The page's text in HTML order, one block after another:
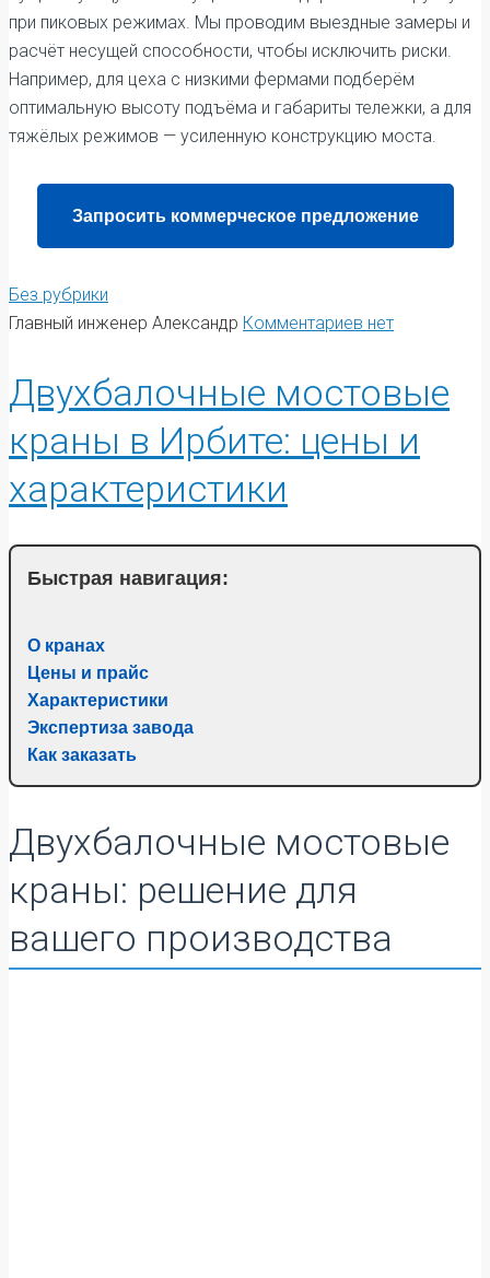
при пиковых режимах. Мы проводим выездные замеры и
расчёт несущей способности, чтобы исключить риски.
Например, для цеха с низкими фермами подберём
оптимальную высоту подъёма и габариты тележки, а для
тяжёлых режимов — усиленную конструкцию моста.
Запросить коммерческое предложение
Без рубрики
Главный инженер Александр Комментариев нет
Двухбалочные мостовые
краны в Ирбите: цены и
характеристики
Быстрая навигация:
О кранах
Цены и прайс
Характеристики
Экспертиза завода
Как заказать
Двухбалочные мостовые
краны: решение для
вашего производства